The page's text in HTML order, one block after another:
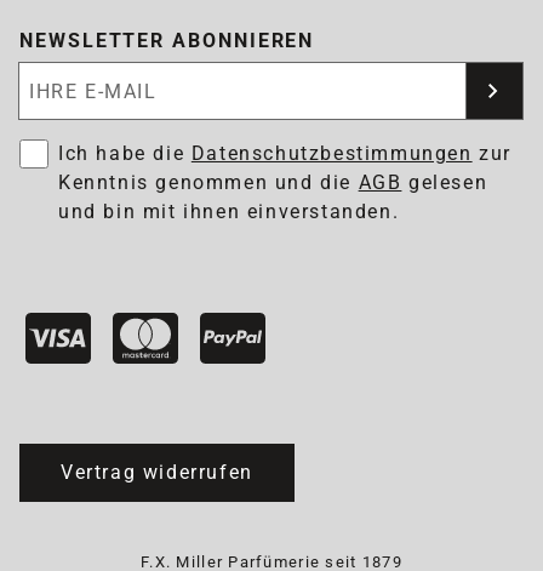
NEWSLETTER ABONNIEREN
Ich habe die Datenschutzbestimmungen zur
Kenntnis genommen und die AGB gelesen
und bin mit ihnen einverstanden.
Vertrag widerrufen
F.X. Miller Parfümerie seit 1879